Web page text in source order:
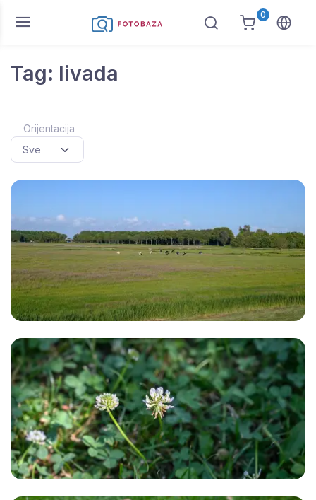
0
Tag: livada
Orijentacija